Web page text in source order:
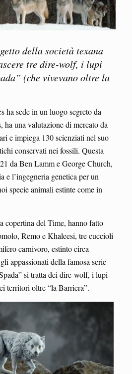
della società texana
tre dire-wolf, i lupi
(che vivevano oltre la
ha sede in un luogo segreto da
ha una valutazione di mercato da
e impiega 130 scienziati nel suo
conservati nei fossili. Questa
da Ben Lamm e George Church,
e l’ingegneria genetica per un
specie animali estinte come in
copertina del Time, hanno fatto
Remo e Khaleesi, tre cuccioli
carnivoro, estinto circa
appassionati della famosa serie
si tratta dei dire-wolf, i lupi-
territori oltre “la Barriera”.